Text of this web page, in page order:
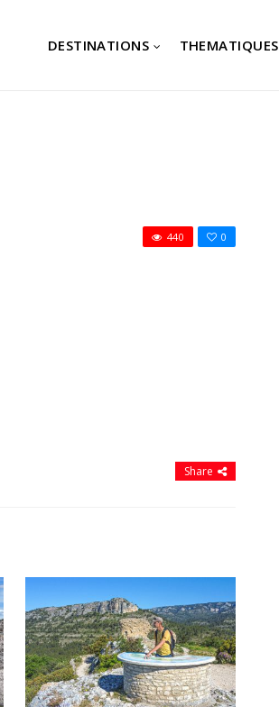
DESTINATIONS THEMATIQUES
0
440
Share